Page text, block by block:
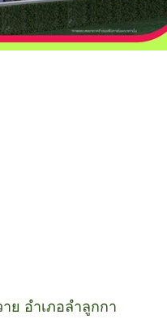
ย อำเภอลำลูกกา